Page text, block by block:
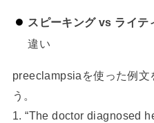
スピーキング vs ライテ
違い
preeclampsiaを使った例文
う。
1. “The doctor diagnosed